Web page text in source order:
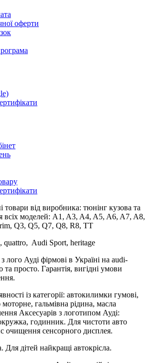
оферти
товари від виробника: тюнінг кузова та
всіх моделей: A1, A3, A4, A5, A6, A7, A8,
Q3, Q5, Q7, Q8, R8, TT
quattro, Audi Sport, heritage
лого Ауді фірмові в Україні на audi-
та просто. Гарантія, вигідні умови
із категорії: автокилимки гумові,
гальмівна рідина, масла
Аксесуарів з логотипом Ауді:
годинник. Для чистоти авто
очищення сенсорного дисплея.
Для дітей найкращі автокрісла.